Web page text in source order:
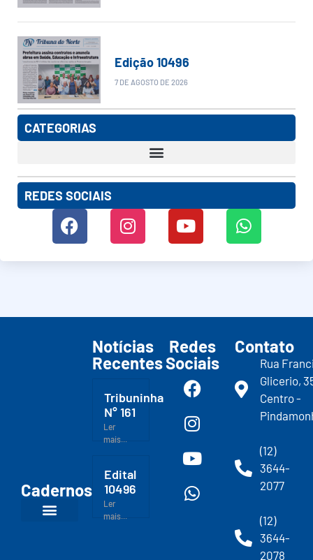
Edição 10496
7 DE AGOSTO DE 2026
CATEGORIAS
REDES SOCIAIS
Cadernos
Notícias
Recentes
Tribuninha
N° 161
Ler
mais...
Edital
10496
Ler
mais...
Redes
Sociais
Contato
Rua
Glicerio,
Centro -
(12)
3644-
2077
(12)
3644-
2078